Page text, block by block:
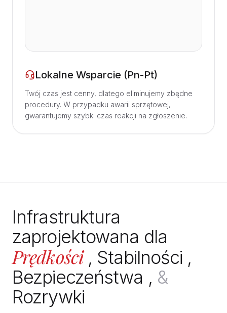
Lokalne Wsparcie (Pn-Pt)
Twój czas jest cenny, dlatego eliminujemy zbędne
procedury. W przypadku awarii sprzętowej,
gwarantujemy szybki czas reakcji na zgłoszenie.
Infrastruktura
zaprojektowana dla
Prędkości , Stabilności ,
Bezpieczeństwa , &
Rozrywki